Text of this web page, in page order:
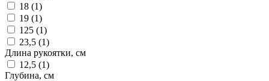
18 (1)
19 (1)
125 (1)
23,5 (1)
Длина рукоятки, см
12,5 (1)
Глубина, см